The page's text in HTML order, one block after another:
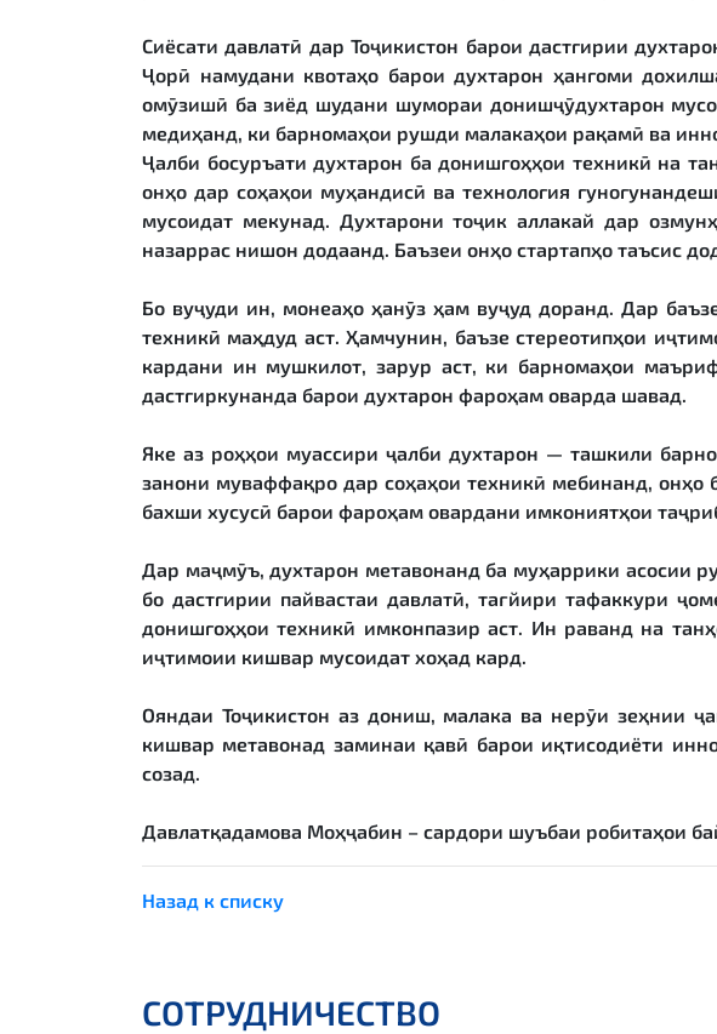
Сиёсати давлатӣ дар Тоҷикистон барои дастгирии
Ҷорӣ намудани квотаҳо барои духтарон ҳангоми
омӯзишӣ ба зиёд шудани шумораи донишҷӯдухтарон
медиҳанд, ки барномаҳои рушди малакаҳои рақамӣ ва
Ҷалби босуръати духтарон ба донишгоҳҳои техникӣ на
онҳо дар соҳаҳои муҳандисӣ ва технология
мусоидат мекунад. Духтарони тоҷик аллакай дар
назаррас нишон додаанд. Баъзеи онҳо стартапҳо таъсис
Бо вуҷуди ин, монеаҳо ҳанӯз ҳам вуҷуд доранд. Дар
техникӣ маҳдуд аст. Ҳамчунин, баъзе стереотипҳои
кардани ин мушкилот, зарур аст, ки барномаҳои
дастгиркунанда барои духтарон фароҳам оварда шавад.
Яке аз роҳҳои муассири ҷалби духтарон — ташкили
занони муваффақро дар соҳаҳои техникӣ мебинанд,
бахши хусусӣ барои фароҳам овардани имкониятҳои
Дар маҷмӯъ, духтарон метавонанд ба муҳаррики асосии
бо дастгирии пайвастаи давлатӣ, тағйири тафаккури
донишгоҳҳои техникӣ имконпазир аст. Ин раванд на
иҷтимоии кишвар мусоидат хоҳад кард.
Ояндаи Тоҷикистон аз дониш, малака ва нерӯи зеҳнии
кишвар метавонад заминаи қавӣ барои иқтисодиёти
созад.
Давлатқадамова Моҳҷабин – сардори шуъбаи робитаҳои
Назад к списку
СОТРУДНИЧЕСТВО